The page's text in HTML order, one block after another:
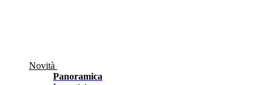
Novità
Panoramica